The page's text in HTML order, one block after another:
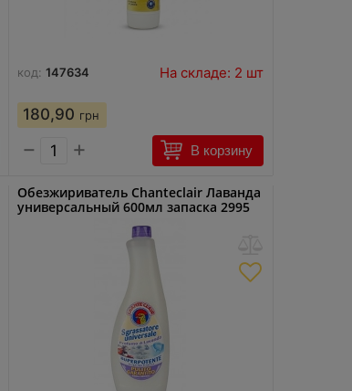
код: 147634 На складе: 2 шт
180,90 грн
− + В корзину
Обезжириватель Chanteclair Лаванда
универсальный 600мл запаска 2995